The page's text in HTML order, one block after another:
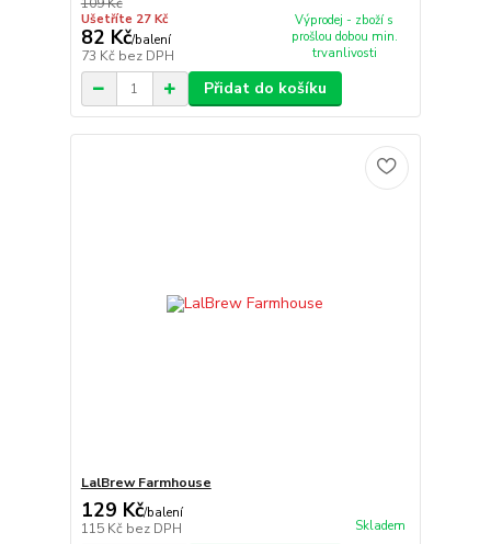
109 Kč
Ušetříte 27 Kč
82 Kč/balení
73 Kč bez DPH
Výprodej - zboží s
prošlou dobou min.
trvanlivosti
Přidat do košíku
LalBrew Farmhouse
129 Kč/balení
115 Kč bez DPH Skladem